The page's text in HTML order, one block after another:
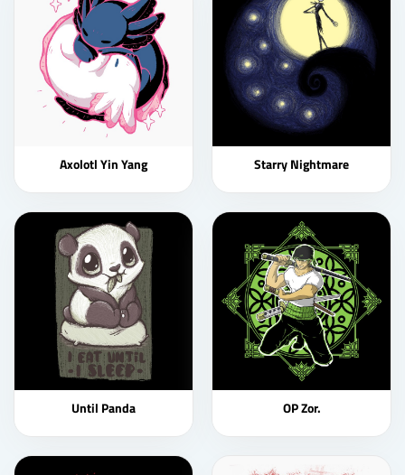
Axolotl Yin Yang Starry Nightmare
Until Panda OP Zor.